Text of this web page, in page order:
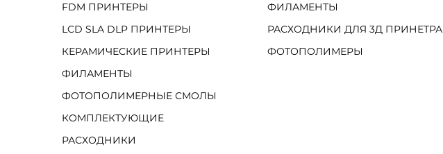
FDM ПРИНТЕРЫ
LCD SLA DLP ПРИНТЕРЫ
КЕРАМИЧЕСКИЕ ПРИНТЕРЫ
ФИЛАМЕНТЫ
ФОТОПОЛИМЕРНЫЕ СМОЛЫ
КОМПЛЕКТУЮЩИЕ
РАСХОДНИКИ
ФИЛАМЕНТЫ
РАСХОДНИКИ ДЛЯ 3Д ПРИНЕТРА
ФОТОПОЛИМЕРЫ